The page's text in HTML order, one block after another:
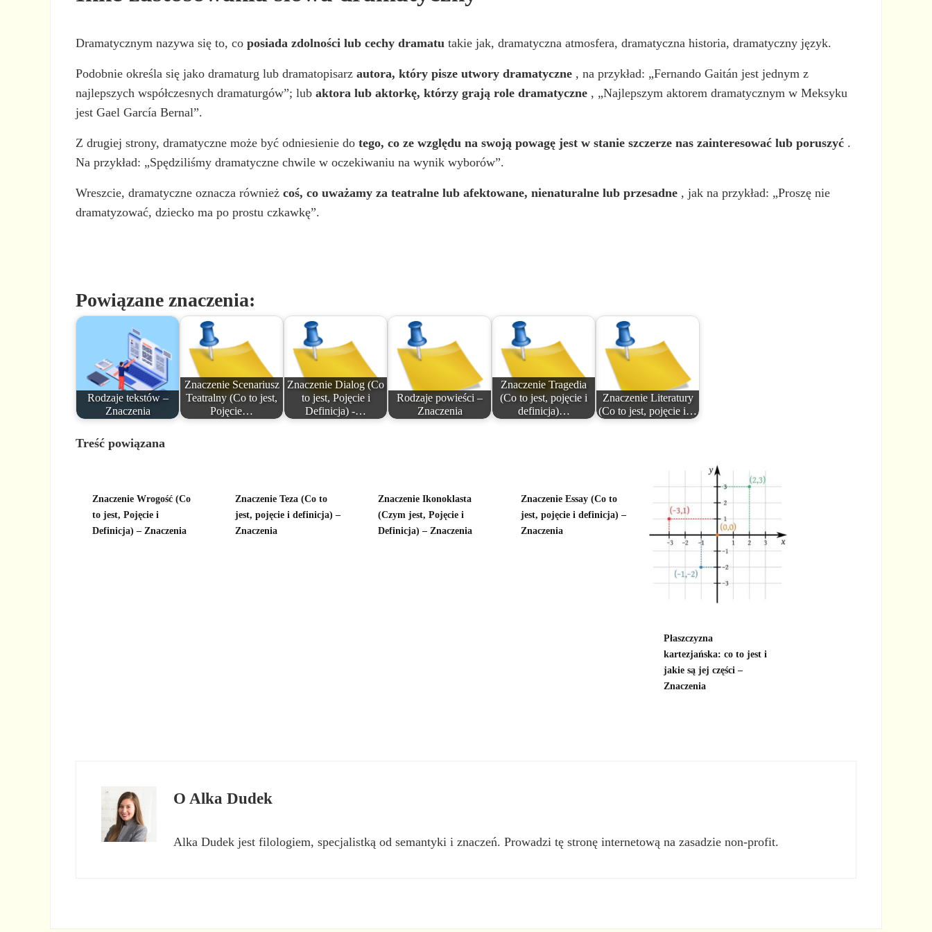
Dramatycznym nazywa się to, coposiada zdolności lub cechy dramatu takie jak, dramatyczna atmosfera, dramatyczna historia, dramatyczny język.
Podobnie określa się jako dramaturg lub dramatopisarzautora, który pisze utwory dramatyczne , na przykład: „Fernando Gaitán jest jednym z
najlepszych współczesnych dramaturgów”; lubaktora lub aktorkę, którzy grają role dramatyczne , „Najlepszym aktorem dramatycznym w Meksyku
jest Gael García Bernal”.
Z drugiej strony, dramatyczne może być odniesienie dotego, co ze względu na swoją powagę jest w stanie szczerze nas zainteresować lub poruszyć .
Na przykład: „Spędziliśmy dramatyczne chwile w oczekiwaniu na wynik wyborów”.
Wreszcie, dramatyczne oznacza równieżcoś, co uważamy za teatralne lub afektowane, nienaturalne lub przesadne , jak na przykład: „Proszę nie
dramatyzować, dziecko ma po prostu czkawkę”.
Powiązane znaczenia:
Rodzaje tekstów –
Znaczenia
Znaczenie Scenariusz
Teatralny (Co to jest,
Pojęcie…
Znaczenie Dialog (Co
to jest, Pojęcie i
Definicja) -…
Rodzaje powieści –
Znaczenia
Znaczenie Tragedia
(Co to jest, pojęcie i
definicja)…
Znaczenie Literatury
(Co to jest, pojęcie i…
Treść powiązana
Znaczenie Wrogość (Co
to jest, Pojęcie i
Definicja) – Znaczenia
Znaczenie Teza (Co to
jest, pojęcie i definicja) –
Znaczenia
Znaczenie Ikonoklasta
(Czym jest, Pojęcie i
Definicja) – Znaczenia
Znaczenie Essay (Co to
jest, pojęcie i definicja) –
Znaczenia
Płaszczyzna
kartezjańska: co to jest i
jakie są jej części –
Znaczenia
OAlka Dudek
Alka Dudek jest filologiem, specjalistką od semantyki i znaczeń. Prowadzi tę stronę internetową na zasadzie non-profit.